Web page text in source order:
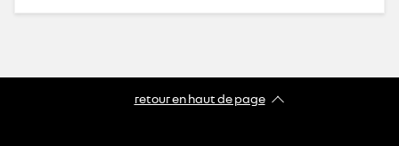
retour en haut de page​